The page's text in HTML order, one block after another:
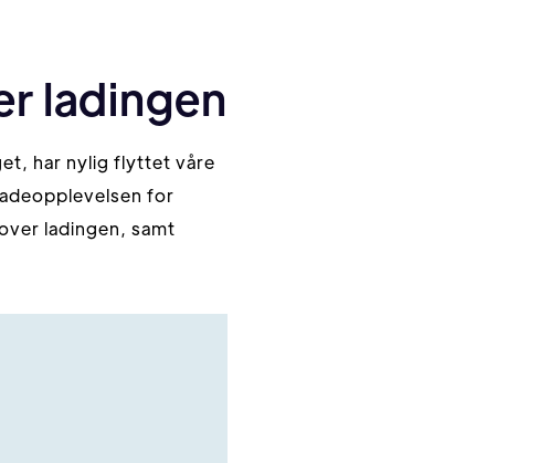
ladingen
har nylig flyttet våre
for
ladingen, samt